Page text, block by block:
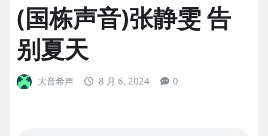
(国栋声音)张静雯 告
别夏天
大音希声 8 月 6, 2024 0